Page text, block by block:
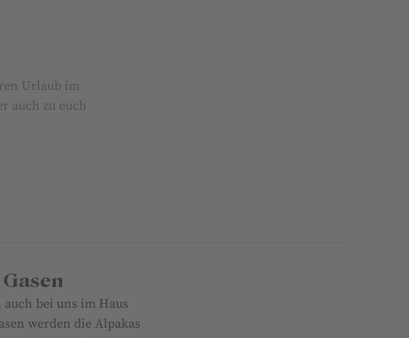
Urlaub im
auch zu euch
bei uns im Haus
werden die Alpakas